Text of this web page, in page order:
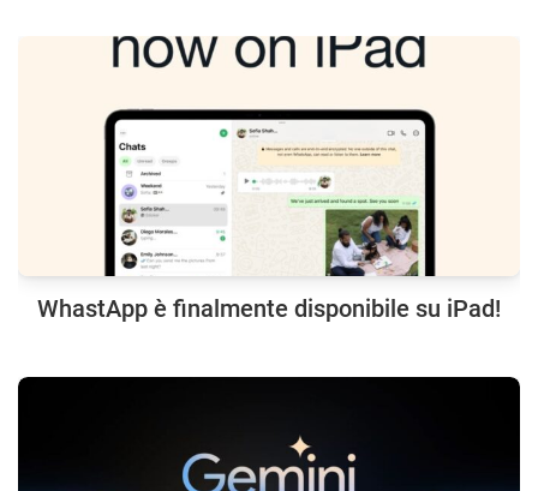
WhastApp è finalmente disponibile su iPad!